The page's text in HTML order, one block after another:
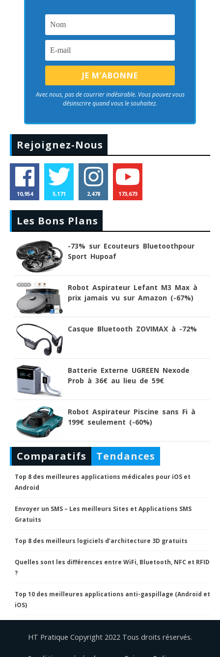
Avec nous, pas de courrier indésirable. Vous pouvez vous
désinscrire quand vous le souhaitez.
Rejoignez-Nous
10,954 5,171 2,478 173,673
Les Bons Plans
-73% sur Ecouteurs Bluetoothpour
Sport Hupoaf
Robot Aspirateur Lefant M3 Max à
prix jamais vu sur Amazon (-67%)
Casque Bluetooth ZOVIMAX à -72%
Batterie Externe UGREEN Nexode
Prob à 36€ au lieu de 59€
Robot Aspirateur Piscine sans Fi à
199€ seulement (-60%)
Comparatifs Tendances
Top 8 des meilleures applications médicales pour iOS et
Android
Envoyer un SMS – Les meilleurs Sites et Applications SMS
Gratuits
Top 8 des meilleurs logiciels d’architecture 3D gratuits
Quelles sont les différences entre WiFi, Bluetooth, NFC et RFID
?
Top 10 des meilleures applications anti-gaspillage (Android et
iOS)
HT Pratique Copyright 2022 Tous droits réservés.